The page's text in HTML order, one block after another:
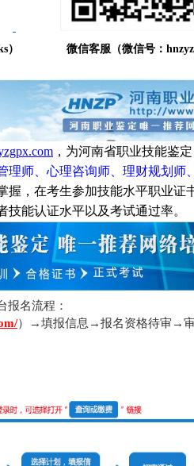
） 微信客服（微信号：
，为河南省职业技能鉴
理师、心理咨询师、理财规划
握，在考生参加技能水平职业
能认证水平以及考试通过率。
报名流程：
）→填报信息→报名资格待审→